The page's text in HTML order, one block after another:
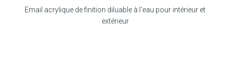
Email acrylique de finition diluable à l’eau pour intérieur et
extérieur